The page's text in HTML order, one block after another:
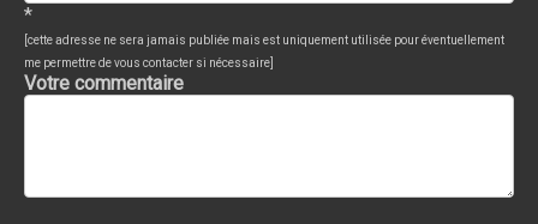
*
[cette adresse ne sera jamais publiée mais est uniquement utilisée pour éventuellement
me permettre de vous contacter si nécessaire]
Votre commentaire